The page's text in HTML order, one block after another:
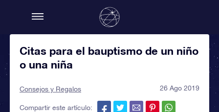
Citas para el bauptismo de un niño
o una niña
Consejos y Regalos 26 Ago 2019
Compartir este artículo: